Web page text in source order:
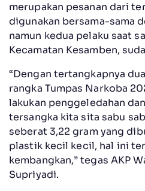
merupakan pesanan dari
digunakan bersama-sama
namun kedua pelaku saat
Kecamatan Kesamben,
“Dengan tertangkapnya
rangka Tumpas Narkoba
lakukan penggeledahan
tersangka kita sita sabu
seberat 3,22 gram yang
plastik kecil kecil, hal ini
kembangkan,” tegas AKP
Supriyadi.